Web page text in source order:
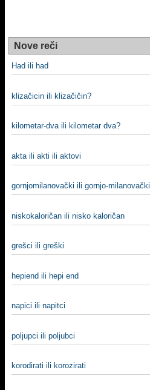
Nove reči
Had ili had
klizačicin ili klizačičin?
kilometar-dva ili kilometar dva?
akta ili akti ili aktovi
gornjomilanovački ili gornjo-milanovački
niskokaloričan ili nisko kaloričan
grešci ili greški
hepiend ili hepi end
napici ili napitci
poljupci ili poljubci
korodirati ili korozirati